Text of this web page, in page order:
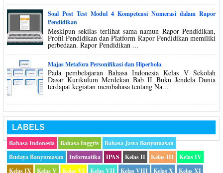
Soal Post Test Modul 4 Kompetensi Numerasi dalam Rapor
Pendidikan
Meskipun sekilas terlihat sama namun Rapor Pendidikan,
Profil Pendidikan dan Platform Rapor Pendidikan memiliki
perbedaan. Rapor Pendidikan ...
Majas Metafora Personifikasi dan Hiperbola
Pada pembelajaran Bahasa Indonesia Kelas V Sekolah
Dasar Kurikulum Merdekan Bab II Buku Jendela Dunia
terdapat kegiatan membahasa tentang Na...
LABELS
Bahasa Indonesia
Bahasa Inggris
Bahasa Jawa Banyumasan
Budaya Banyumasan
Informatika IPAS Kelas II Kelas III
Kelas IV
Kelas IX
Kelas V Kelas VI Kelas VII Kelas VIII Kelas X Kelas XI